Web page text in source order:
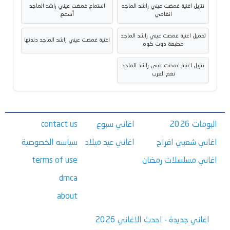
تنزيل اغنية غمضت عيني راشد الماجد
انغامي
استماع غمضت عيني راشد الماجد
أسمع
تحميل اغنية غمضت عيني راشد الماجد
مطبعة دوت كوم
اغنية غمضت عيني راشد الماجد دندنها
تنزيل اغنية غمضت عيني راشد الماجد
نغم العرب
البومات 2026
اغاني شعبي افراح
اغاني مسلسلات رمضان
اغاني سبوع
اغاني عيد ميلاد
contact us
سياسه الخصوصية
terms of use
dmca
about
اغاني جديدة - احدث الاغاني 2026